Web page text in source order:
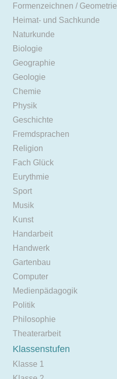
Formenzeichnen / Geometrie
Heimat- und Sachkunde
Naturkunde
Biologie
Geographie
Geologie
Chemie
Physik
Geschichte
Fremdsprachen
Religion
Fach Glück
Eurythmie
Sport
Musik
Kunst
Handarbeit
Handwerk
Gartenbau
Computer
Medienpädagogik
Politik
Philosophie
Theaterarbeit
Klassenstufen
Klasse 1